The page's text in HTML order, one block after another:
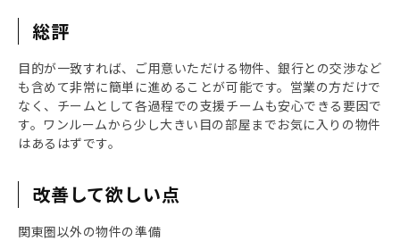
総評
目的が一致すれば、ご用意いただける物件、銀行との交渉など
も含めて非常に簡単に進めることが可能です。営業の方だけで
なく、チームとして各過程での支援チームも安心できる要因で
す。ワンルームから少し大きい目の部屋までお気に入りの物件
はあるはずです。
改善して欲しい点
関東圏以外の物件の準備